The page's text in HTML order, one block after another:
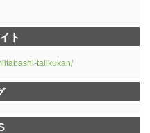
ト
taiikukan/